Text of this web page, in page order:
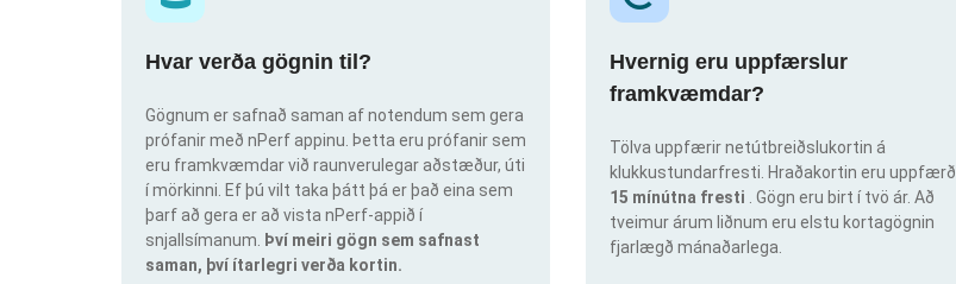
Hvar verða gögnin til?
Gögnum er safnað saman af notendum sem gera
prófanir með nPerf appinu. Þetta eru prófanir sem
eru framkvæmdar við raunverulegar aðstæður, úti
í mörkinni. Ef þú vilt taka þátt þá er það eina sem
þarf að gera er að vista nPerf-appið í
snjallsímanum.
Því meiri gögn sem safnast
saman, því ítarlegri verða kortin.
Hvernig eru uppfærslur
framkvæmdar?
Tölva uppfærir netútbreiðslukortin á
klukkustundarfresti. Hraðakortin eru uppfærð
15 mínútna fresti
. Gögn eru birt í tvö ár. Að
tveimur árum liðnum eru elstu kortagögnin
fjarlægð mánaðarlega.